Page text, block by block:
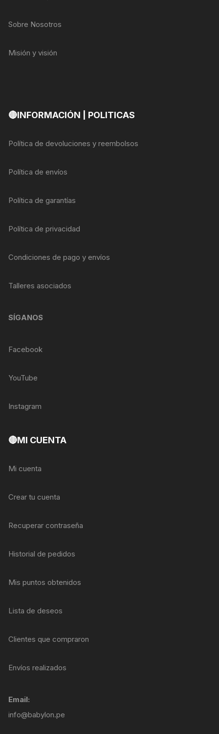
Sobre Nosotros
Misión y visión
🔴INFORMACIÓN | POLITICAS
Política de devoluciones y reembolsos
Política de envíos
Política de garantías
Política de privacidad
Condiciones de pago y envíos
Talleres asociados
SÍGANOS
Facebook
YouTube
Instagram
🔴MI CUENTA
Mi cuenta
Crear tu cuenta
Recuperar contraseña
Historial de pedidos
Mis puntos obtenidos
Lista de deseos
Clientes que compraron
Envíos realizados
Email:
info@babylon.pe